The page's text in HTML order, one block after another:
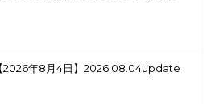
年8月4日】 2026.08.04update